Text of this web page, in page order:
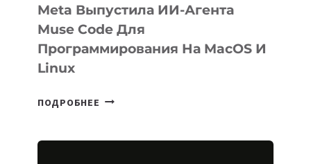
Meta Выпустила ИИ-Агента
Muse Code Для
Программирования На MacOS И
Linux
ПОДРОБНЕЕ META